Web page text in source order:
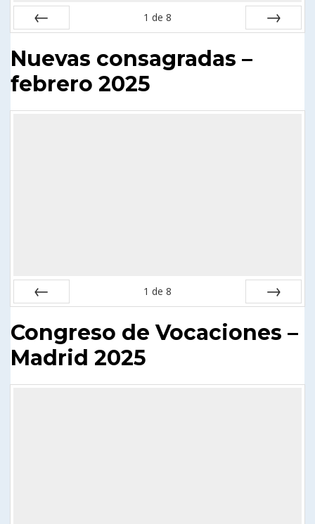
1 de 8
Nuevas consagradas –
febrero 2025
1 de 8
Congreso de Vocaciones –
Madrid 2025